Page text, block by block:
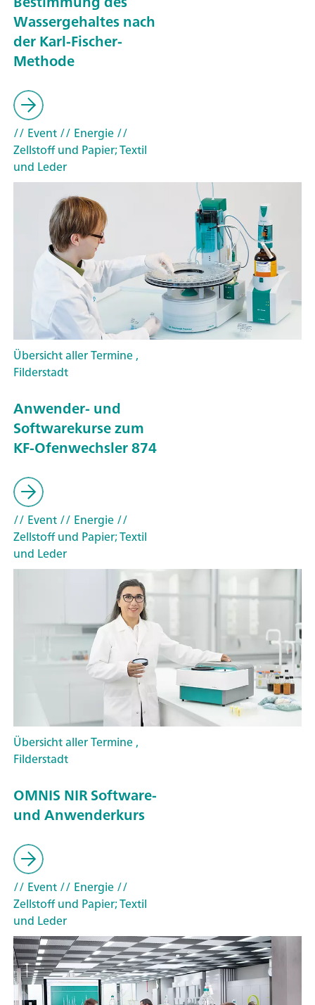
Wassergehaltes nach
der Karl-Fischer-
Methode
// Event// Energie//
Zellstoff und Papier; Textil
und Leder
Übersicht aller Termine ,
Filderstadt
Anwender- und
Softwarekurse zum
KF-Ofenwechsler 874
// Event// Energie//
Zellstoff und Papier; Textil
und Leder
Übersicht aller Termine ,
Filderstadt
OMNIS NIR Software-
und Anwenderkurs
// Event// Energie//
Zellstoff und Papier; Textil
und Leder